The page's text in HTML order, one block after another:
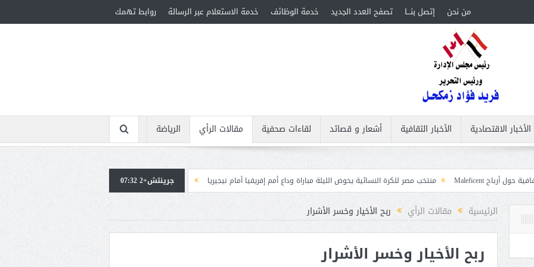
من نحن إتصل بنـــا تصفح العدد الجديد خدمة الوظائف خدمة الاستعلام عبر الرسالة روابط تهمك
الأخبار الاقتصادية الأخبار الثقافية أشعار و قصائد لقاءات صحفية مقالات الرأي
الرياضة
منتخب مصر للكرة النسائية يخوض الليلة مباراة وداع أمم إفريقيا أمام نيجيريا
استقبال جماهيرى حاشد لمحمد صلاح لدى وصوله إلى تركيا لإتمام انتقاله
جرينتش+2 07:32
الرئيسية مقالات الرأي ربح الأخيار وخسر الأشرار
ربح الأخيار وخسر الأشرار